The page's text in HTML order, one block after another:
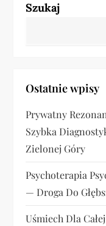
c
w
p
i
s
u
Szukaj
Ostatnie wpisy
Prywatny
Szybka
Zielonej Góry
Psychoterapia
— Droga Do
Uśmiech Dla